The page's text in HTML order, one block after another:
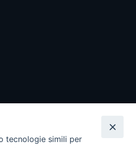
tecnologie simili per